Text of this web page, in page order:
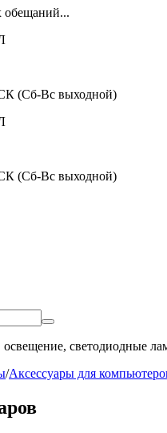
(Сб-Вс выходной)
(Сб-Вс выходной)
светодиодные
/Аксессуары для